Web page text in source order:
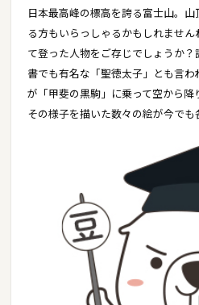
日本最高峰の標高を誇る富士山。
る方もいらっしゃるかもしれませ
て登った人物をご存じでしょうか
書でも有名な「聖徳太子」とも言
が「甲斐の黒駒」に乗って空から降
その様子を描いた数々の絵が今でも